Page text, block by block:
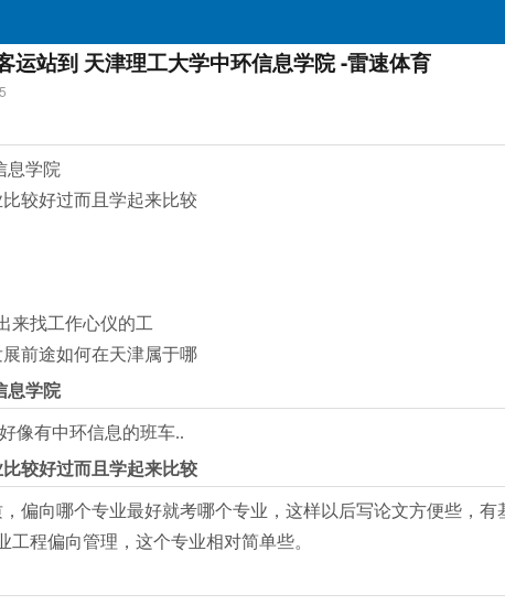
运站到 天津理工大学中环信息学院 -雷速体育
息学院
较好过而且学起来比较
来找工作心仪的工
前途如何在天津属于哪
息学院
像有中环信息的班车..
较好过而且学起来比较
偏向哪个专业最好就考哪个专业，这样以后写论文方便些，
程偏向管理，这个专业相对简单些。